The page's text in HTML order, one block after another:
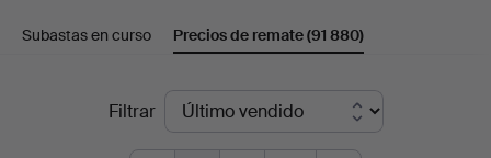
deSubastas en curso Precios de remate(91 880)
Filtrar